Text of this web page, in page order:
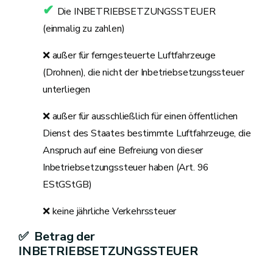
✔ Die INBETRIEBSETZUNGSSTEUER
(einmalig zu zahlen)
❌ außer für ferngesteuerte Luftfahrzeuge
(Drohnen), die nicht der Inbetriebsetzungssteuer
unterliegen
❌ außer für ausschließlich für einen öffentlichen
Dienst des Staates bestimmte Luftfahrzeuge, die
Anspruch auf eine Befreiung von dieser
Inbetriebsetzungssteuer haben (Art. 96
EStGStGB)
❌ keine jährliche Verkehrssteuer
✅ Betrag der
INBETRIEBSETZUNGSSTEUER